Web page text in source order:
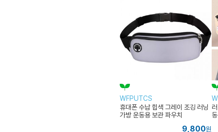
WFPUTCS
휴대폰 수납 힙색 그레이 조깅 러닝
가방 운동용 보관 파우치
9,800원